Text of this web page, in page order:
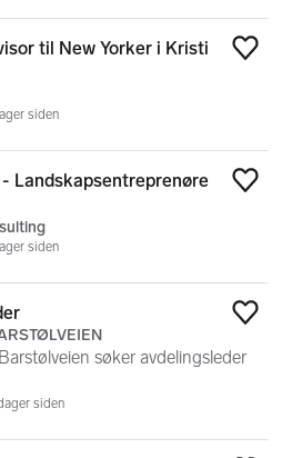
til New Yorker i Kristi
siden
Landskapsentreprenøre
siden
søker avdelingsleder
siden